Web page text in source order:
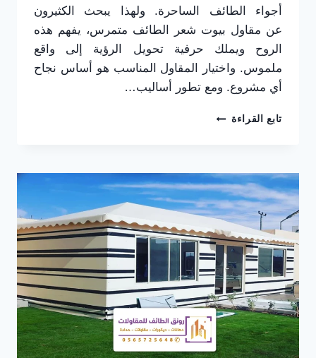
أجواء الطائف الساحرة. ولهذا يبحث الكثيرون
عن مقاول بيوت شعر الطائف متمرس، يفهم هذه
الروح ويملك حرفية تحويل الرؤية إلى واقع
ملموس. واختيار المقاول المناسب هو أساس نجاح
أي مشروع. ومع تطور أساليب…
تابع القراءة مقاول
ت:
0565725648
،
اسعار
بيوت
شعر
جاهزة
في
الطائف